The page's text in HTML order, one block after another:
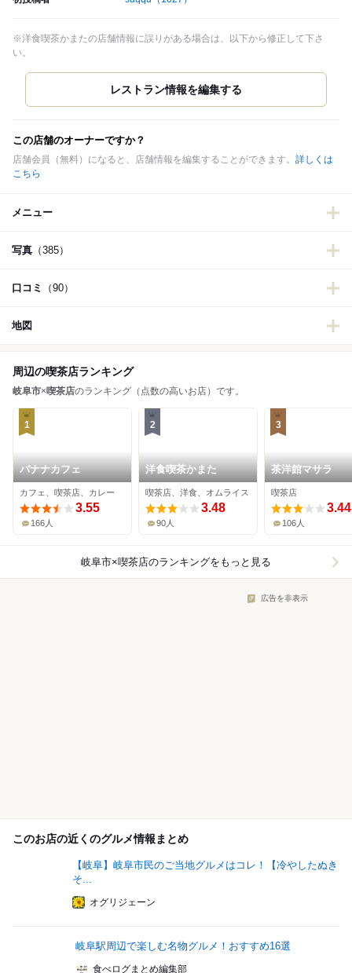
※洋食喫茶かまたの店舗情報に誤りがある場合は、以下から修正して下さ
い。
この店舗のオーナーですか？
店舗会員（無料）になると、店舗情報を編集することができます。 詳しくは
こちら
メニュー
写真 （385）
口コミ （90）
地図
周辺の喫茶店ランキング
岐阜市×喫茶店のランキング（点数の高いお店）です。
1
バナナカフェ
カフェ、喫茶店、カレー
3.55
166人
2
洋食喫茶かまた
喫茶店、洋食、オムライス
3.48
90人
3
茶洋館マサラ
喫茶店
3.44
106人
岐阜市×喫茶店のランキングをもっと見る
広告を非表示
このお店の近くのグルメ情報まとめ
【岐阜】岐阜市民のご当地グルメはコレ！【冷やしたぬき
そ...
オグリジェーン
岐阜駅周辺で楽しむ名物グルメ！おすすめ16選
食べログまとめ編集部